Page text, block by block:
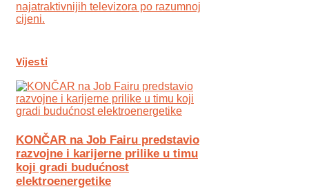
najatraktivnijih televizora po razumnoj
cijeni.
Vijesti
KONČAR na Job Fairu predstavio
razvojne i karijerne prilike u timu
koji gradi budućnost
elektroenergetike